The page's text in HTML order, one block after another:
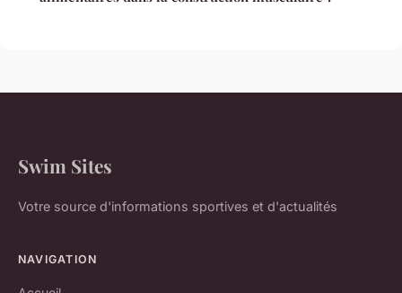
Swim Sites
Votre source d'informations sportives et d'actualités
NAVIGATION